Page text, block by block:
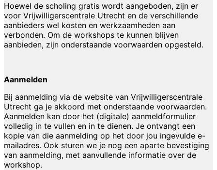
Hoewel de scholing gratis wordt aangeboden, zijn er
voor Vrijwilligerscentrale Utrecht en de verschillende
aanbieders wel kosten en werkzaamheden aan
verbonden. Om de workshops te kunnen blijven
aanbieden, zijn onderstaande voorwaarden opgesteld.
Aanmelden
Bij aanmelding via de website van Vrijwilligerscentrale
Utrecht ga je akkoord met onderstaande voorwaarden.
Aanmelden kan door het (digitale) aanmeldformulier
volledig in te vullen en in te dienen. Je ontvangt een
kopie van die aanmelding op het door jou ingevulde e-
mailadres. Ook sturen we je nog een aparte bevestiging
van aanmelding, met aanvullende informatie over de
workshop.